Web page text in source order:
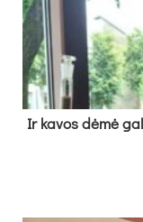
Ir ka­vos dė­mė